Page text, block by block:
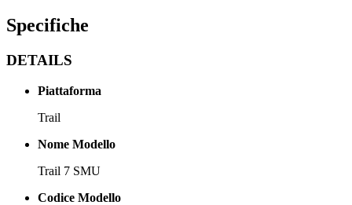
Specifiche
DETAILS
Piattaforma
Trail
Nome Modello
Trail 7 SMU
Codice Modello